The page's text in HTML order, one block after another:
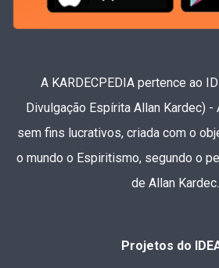
A KARDECPEDIA pertence ao
Divulgação Espírita Allan Kardec)
sem fins lucrativos, criada com o
o mundo o Espiritismo, segundo o
de Allan Kardec.
Projetos do